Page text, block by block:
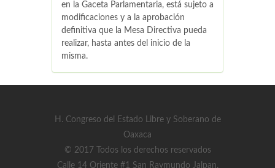
en la Gaceta Parlamentaria, está sujeto a
modificaciones y a la aprobación
definitiva que la Mesa Directiva pueda
realizar, hasta antes del inicio de la
misma.
H. Congreso del Estado Libre y Soberano de
Oaxaca
© 2017 Todos los derechos reservados
Calle 14 Oriente #1 San Raymundo Jalpan,